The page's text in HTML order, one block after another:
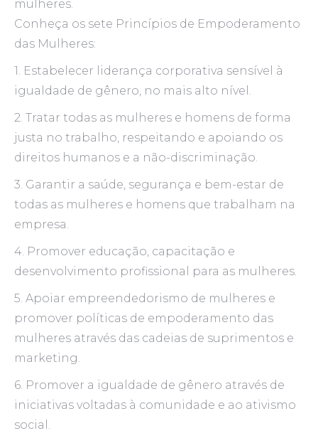
mulheres.
Conheça os sete Princípios de Empoderamento
das Mulheres:
1. Estabelecer liderança corporativa sensível à
igualdade de gênero, no mais alto nível.
2. Tratar todas as mulheres e homens de forma
justa no trabalho, respeitando e apoiando os
direitos humanos e a não-discriminação.
3. Garantir a saúde, segurança e bem-estar de
todas as mulheres e homens que trabalham na
empresa.
4. Promover educação, capacitação e
desenvolvimento profissional para as mulheres.
5. Apoiar empreendedorismo de mulheres e
promover políticas de empoderamento das
mulheres através das cadeias de suprimentos e
marketing.
6. Promover a igualdade de gênero através de
iniciativas voltadas à comunidade e ao ativismo
social.